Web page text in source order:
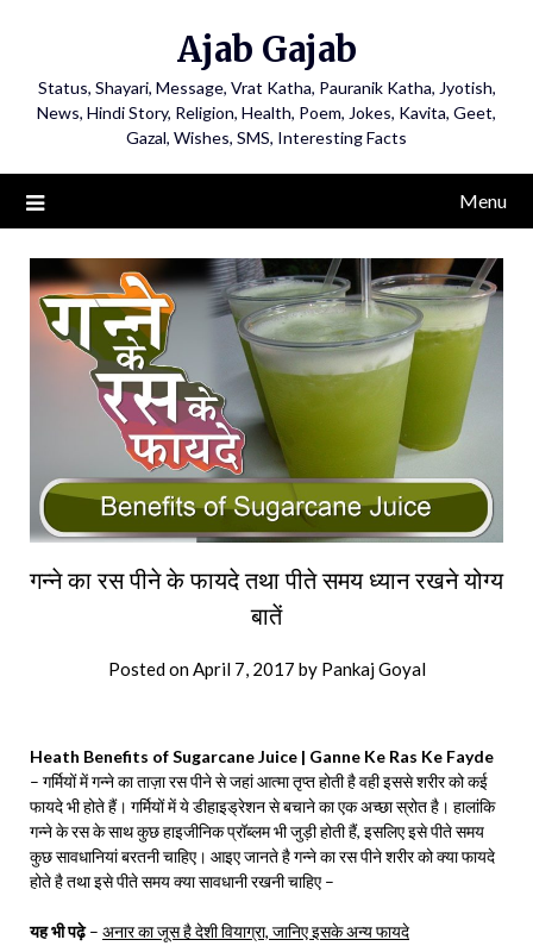
Ajab Gajab
Status, Shayari, Message, Vrat Katha, Pauranik Katha, Jyotish,
News, Hindi Story, Religion, Health, Poem, Jokes, Kavita, Geet,
Gazal, Wishes, SMS, Interesting Facts
Menu
गन्ने का रस पीने के फायदे तथा पीते समय ध्यान रखने योग्य
बातें
Posted onApril 7, 2017 by Pankaj Goyal
Heath Benefits of Sugarcane Juice | Ganne Ke Ras Ke Fayde
– गर्मियों में गन्ने का ताज़ा रस पीने से जहां आत्मा तृप्त होती है वही इससे शरीर को कई
फायदे भी होते हैं। गर्मियों में ये डीहाइड्रेशन से बचाने का एक अच्छा स्रोत है। हालांकि
गन्ने के रस के साथ कुछ हाइजीनिक प्रॉब्लम भी जुड़ी होती हैं, इसलिए इसे पीते समय
कुछ सावधानियां बरतनी चाहिए। आइए जानते है गन्ने का रस पीने शरीर को क्या फायदे
होते है तथा इसे पीते समय क्या सावधानी रखनी चाहिए –
यह भी पढ़े– अनार का जूस है देशी वियाग्रा, जानिए इसके अन्य फायदे